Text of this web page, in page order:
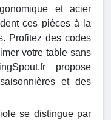
et acier
ces pièces à la
Profitez des codes
votre table sans
propose
et des
se distingue par